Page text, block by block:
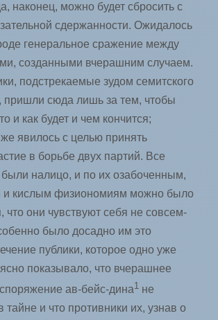
наконец, можно будет сбросить с
сдержанности. Ожидалось
генеральное сражение между
созданными вчерашним случаем.
подстрекаемые зудом семитского
пришли сюда лишь за тем, чтобы
и как будет и чем кончится;
явилось с целью принять
в борьбе двух партий. Все
были налицо, и по их озабоченным,
и кислым физиономиям можно было
что они чувствуют себя не совсем-
было досадно им это
публики, которое одно уже
показывало, что вчерашнее
ав-бейс-дина1не
тайне и что противники их, узнав о